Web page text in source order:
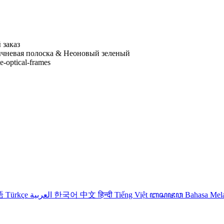
полоска & Неоновый зеленый
optical-frames
Türkçe 한국어 中文हिन्दी Tiếng Việt ꦧꦱꦗꦮ Bahasa